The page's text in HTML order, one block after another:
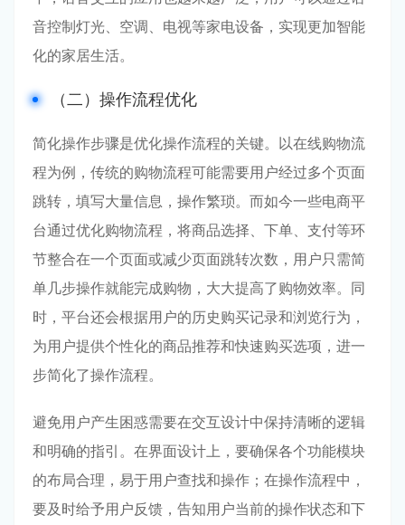
音控制灯光、空调、电视等家电设备，实现更加智能
化的家居生活。
（二）操作流程优化
简化操作步骤是优化操作流程的关键。以在线购物流
程为例，传统的购物流程可能需要用户经过多个页面
跳转，填写大量信息，操作繁琐。而如今一些电商平
台通过优化购物流程，将商品选择、下单、支付等环
节整合在一个页面或减少页面跳转次数，用户只需简
单几步操作就能完成购物，大大提高了购物效率。同
时，平台还会根据用户的历史购买记录和浏览行为，
为用户提供个性化的商品推荐和快速购买选项，进一
步简化了操作流程。
避免用户产生困惑需要在交互设计中保持清晰的逻辑
和明确的指引。在界面设计上，要确保各个功能模块
的布局合理，易于用户查找和操作；在操作流程中，
要及时给予用户反馈，告知用户当前的操作状态和下